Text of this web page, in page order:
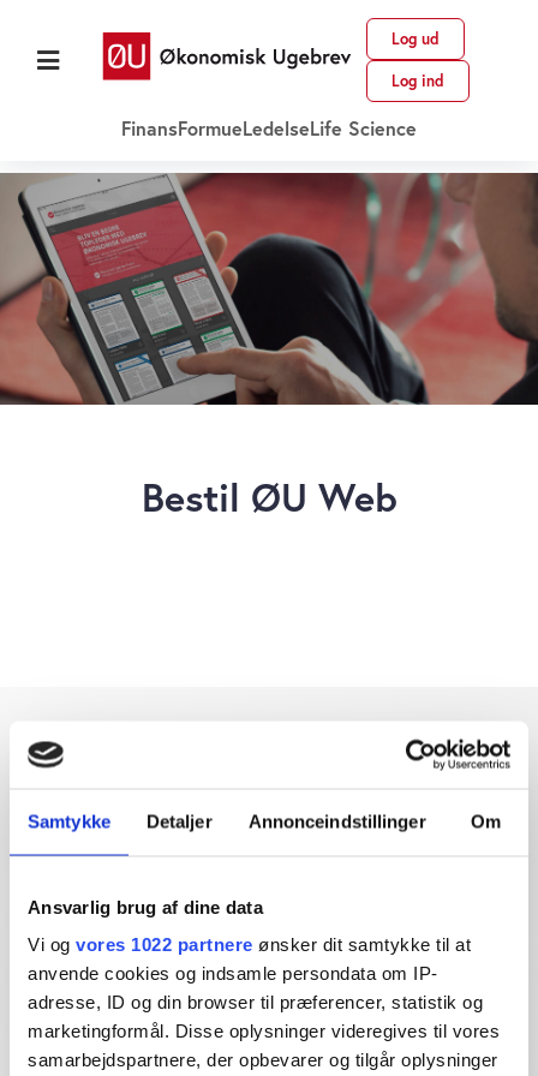
Samtykke Detaljer Annonceindstillinger Om
Ansvarlig brug af dine data
Vi og vores 1022 partnere ønsker dit samtykke til at
anvende cookies og indsamle persondata om IP-
adresse, ID og din browser til præferencer, statistik og
marketingformål. Disse oplysninger videregives til vores
samarbejdspartnere, der opbevarer og tilgår oplysninger
Log ud
Log ind
FinansFormueLedelseLife Science
Bestil ØU Web
Dybdegående og original
og dagsordensættende journalistik og analyser til læserne og
den brede offentlighed.
Vi tager ansvar for vores indhold og er tilmeldt: